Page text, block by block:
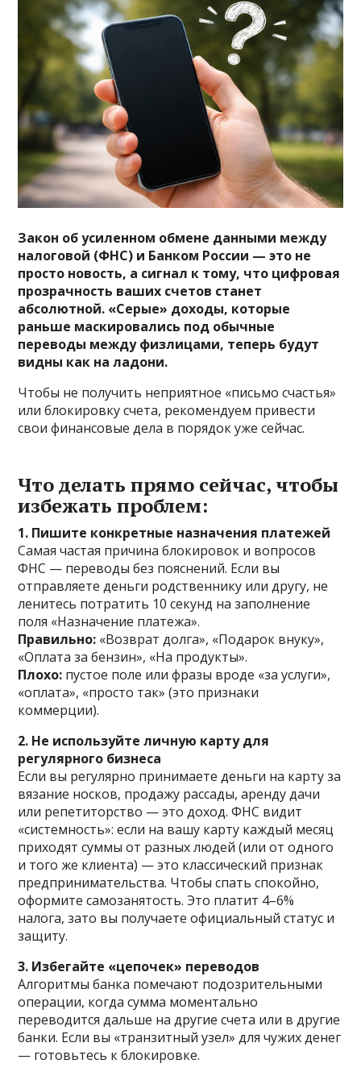
Закон об усиленном обмене данными между
налоговой (ФНС) и Банком России — это не
просто новость, а сигнал к тому, что цифровая
прозрачность ваших счетов станет
абсолютной. «Серые» доходы, которые
раньше маскировались под обычные
переводы между физлицами, теперь будут
видны как на ладони.
Чтобы не получить неприятное «письмо счастья»
или блокировку счета, рекомендуем привести
свои финансовые дела в порядок уже сейчас.
Что делать прямо сейчас, чтобы
избежать проблем:
1. Пишите конкретные назначения платежей
Самая частая причина блокировок и вопросов
ФНС — переводы без пояснений. Если вы
отправляете деньги родственнику или другу, не
ленитесь потратить 10 секунд на заполнение
поля «Назначение платежа».
Правильно: «Возврат долга», «Подарок внуку»,
«Оплата за бензин», «На продукты».
Плохо: пустое поле или фразы вроде «за услуги»,
«оплата», «просто так» (это признаки
коммерции).
2. Не используйте личную карту для
регулярного бизнеса
Если вы регулярно принимаете деньги на карту за
вязание носков, продажу рассады, аренду дачи
или репетиторство — это доход. ФНС видит
«системность»: если на вашу карту каждый месяц
приходят суммы от разных людей (или от одного
и того же клиента) — это классический признак
предпринимательства. Чтобы спать спокойно,
оформите самозанятость. Это платит 4–6%
налога, зато вы получаете официальный статус и
защиту.
3. Избегайте «цепочек» переводов
Алгоритмы банка помечают подозрительными
операции, когда сумма моментально
переводится дальше на другие счета или в другие
банки. Если вы «транзитный узел» для чужих денег
— готовьтесь к блокировке.